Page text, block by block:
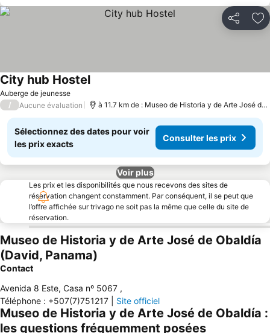
Partager
Auberge de jeunesse
City hub HostelConsulter les prix
/ Aucune évaluation à 11.7 km de : Museo de Historia y de Arte José de
Sélectionnez des dates pour voir
les prix exacts
Consulter les prix
Voir plus
Les prix et les disponibilités que nous recevons des sites de
réservation changent constamment. Par conséquent, il se peut que
l’offre affichée sur trivago ne soit pas la même que celle du site de
réservation.
Museo de Historia y de Arte José de Obaldía
(David, Panama)
Contact
Avenida 8 Este, Casa nº 5067 ,
Téléphone : +507(7)751217 Site officiel
Museo de Historia y de Arte José de Obaldía :
les questions fréquemment posées